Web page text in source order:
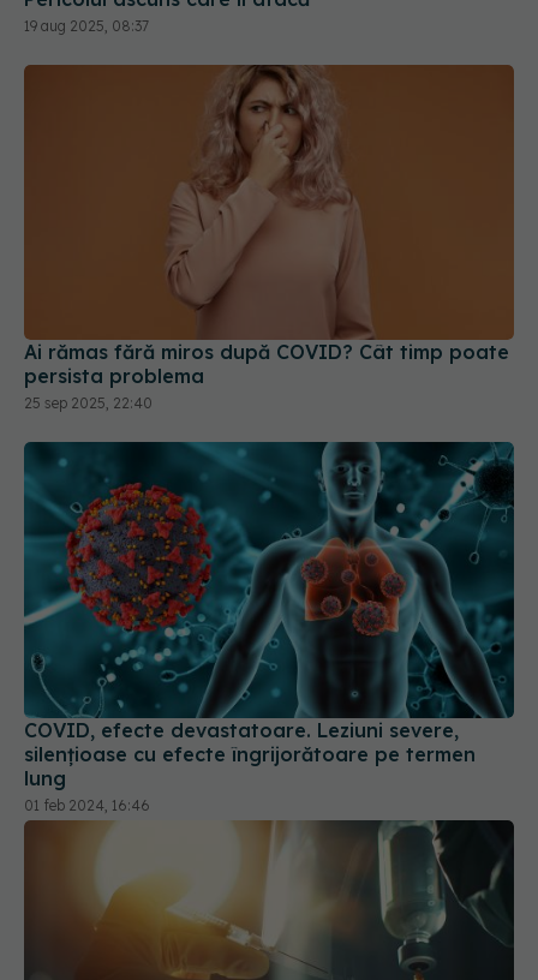
19 aug 2025, 08:37
Ai rămas fără miros după COVID? Cât timp poate
persista problema
25 sep 2025, 22:40
COVID, efecte devastatoare. Leziuni severe,
silențioase cu efecte îngrijorătoare pe termen
lung
01 feb 2024, 16:46